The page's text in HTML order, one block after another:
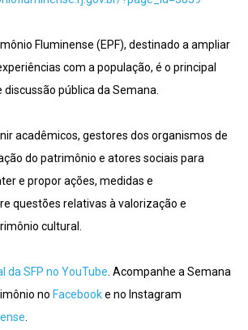
Fluminense (EPF), destinado a ampliar
com a população, é o principal
pública da Semana.
acadêmicos, gestores dos organismos de
do patrimônio e atores sociais para
e propor ações, medidas e
questões relativas à valorização e
cultural.
da SFP no YouTube. Acompanhe a Semana
no Facebooke no Instagram
.